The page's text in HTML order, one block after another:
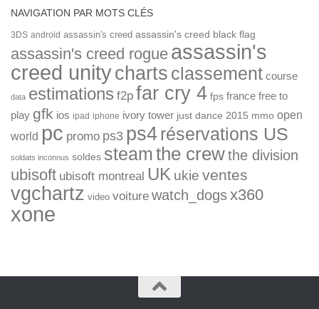
NAVIGATION PAR MOTS CLÉS
3DS android assassin's creed assassin's creed black flag
assassin's creed rogue assassin's
creed unitycharts classement course
data estimations f2p far cry 4 fps france free to
play gfk ios ipad iphone ivory tower just dance 2015 mmo open
world pc promo ps3 ps4réservations US
soldats inconnus soldes steamthe crewthe division
ubisoft ubisoft montreal UK ukie ventes
vgchartz video voiture watch_dogsx360
xone